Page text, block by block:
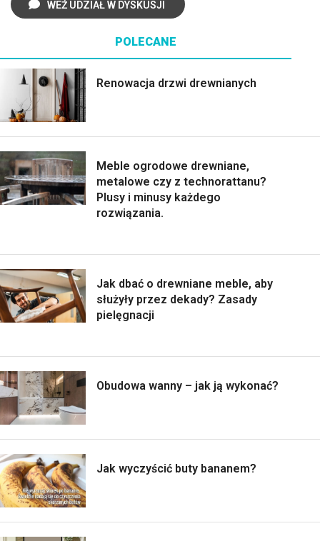
WEŹ UDZIAŁ W DYSKUSJI
POLECANE
Renowacja drzwi drewnianych
Meble ogrodowe drewniane,
metalowe czy z technorattanu?
Plusy i minusy każdego
rozwiązania.
Jak dbać o drewniane meble, aby
służyły przez dekady? Zasady
pielęgnacji
Obudowa wanny – jak ją wykonać?
Jak wyczyścić buty bananem?